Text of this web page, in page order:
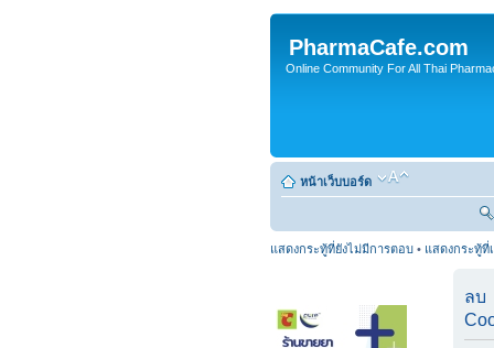
PharmaCafe.com
Online Community For All Thai
หน้าเว็บบอร์ด
แสดงกระทู้ที่ยังไม่มีการตอบ • แสดงกระทู้ที่
ลบ